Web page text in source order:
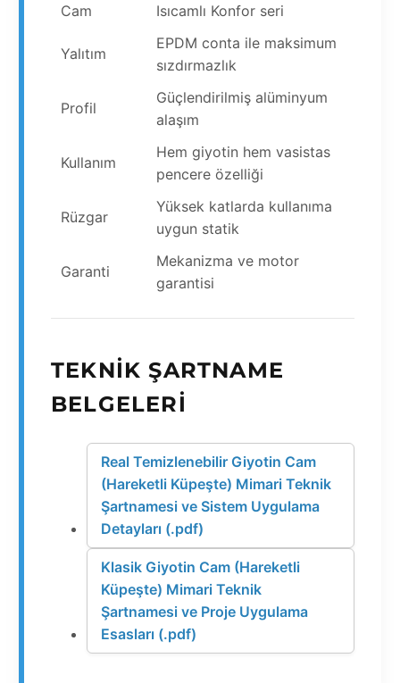
Cam
Isıcamlı Konfor seri
Yalıtım
EPDM conta ile maksimum
sızdırmazlık
Profil
Güçlendirilmiş alüminyum
alaşım
Kullanım
Hem giyotin hem vasistas
pencere özelliği
Rüzgar
Yüksek katlarda kullanıma
uygun statik
Garanti
Mekanizma ve motor
garantisi
TEKNIK ŞARTNAME
BELGELERI
Real Temizlenebilir Giyotin Cam
(Hareketli Küpeşte) Mimari Teknik
Şartnamesi ve Sistem Uygulama
Detayları (.pdf)
Klasik Giyotin Cam (Hareketli
Küpeşte) Mimari Teknik
Şartnamesi ve Proje Uygulama
Esasları (.pdf)